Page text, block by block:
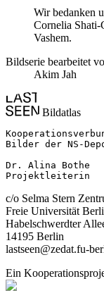
Wir bedanken
Cornelia Shati-
Vashem.
Bildserie bearbeitet
Akim Jah
Bildatlas
Bilder der NS-
Dr. Alina Bothe
Projektleiterin
c/o Selma Stern
Freie Universität
Habelschwerdter
14195 Berlin
lastseen@zedat.fu-
Ein